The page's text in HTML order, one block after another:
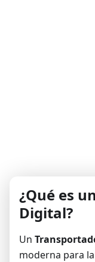
¿Qué es
Digital?
Un
moderna para la